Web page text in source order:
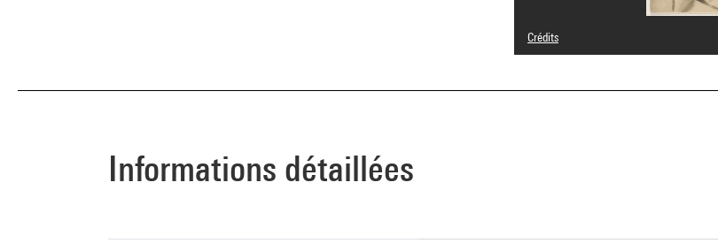
Crédits
© Ervina Boková-Drtikolvá, Podebrady
Réf. image : 4N85938
Informations détaillées